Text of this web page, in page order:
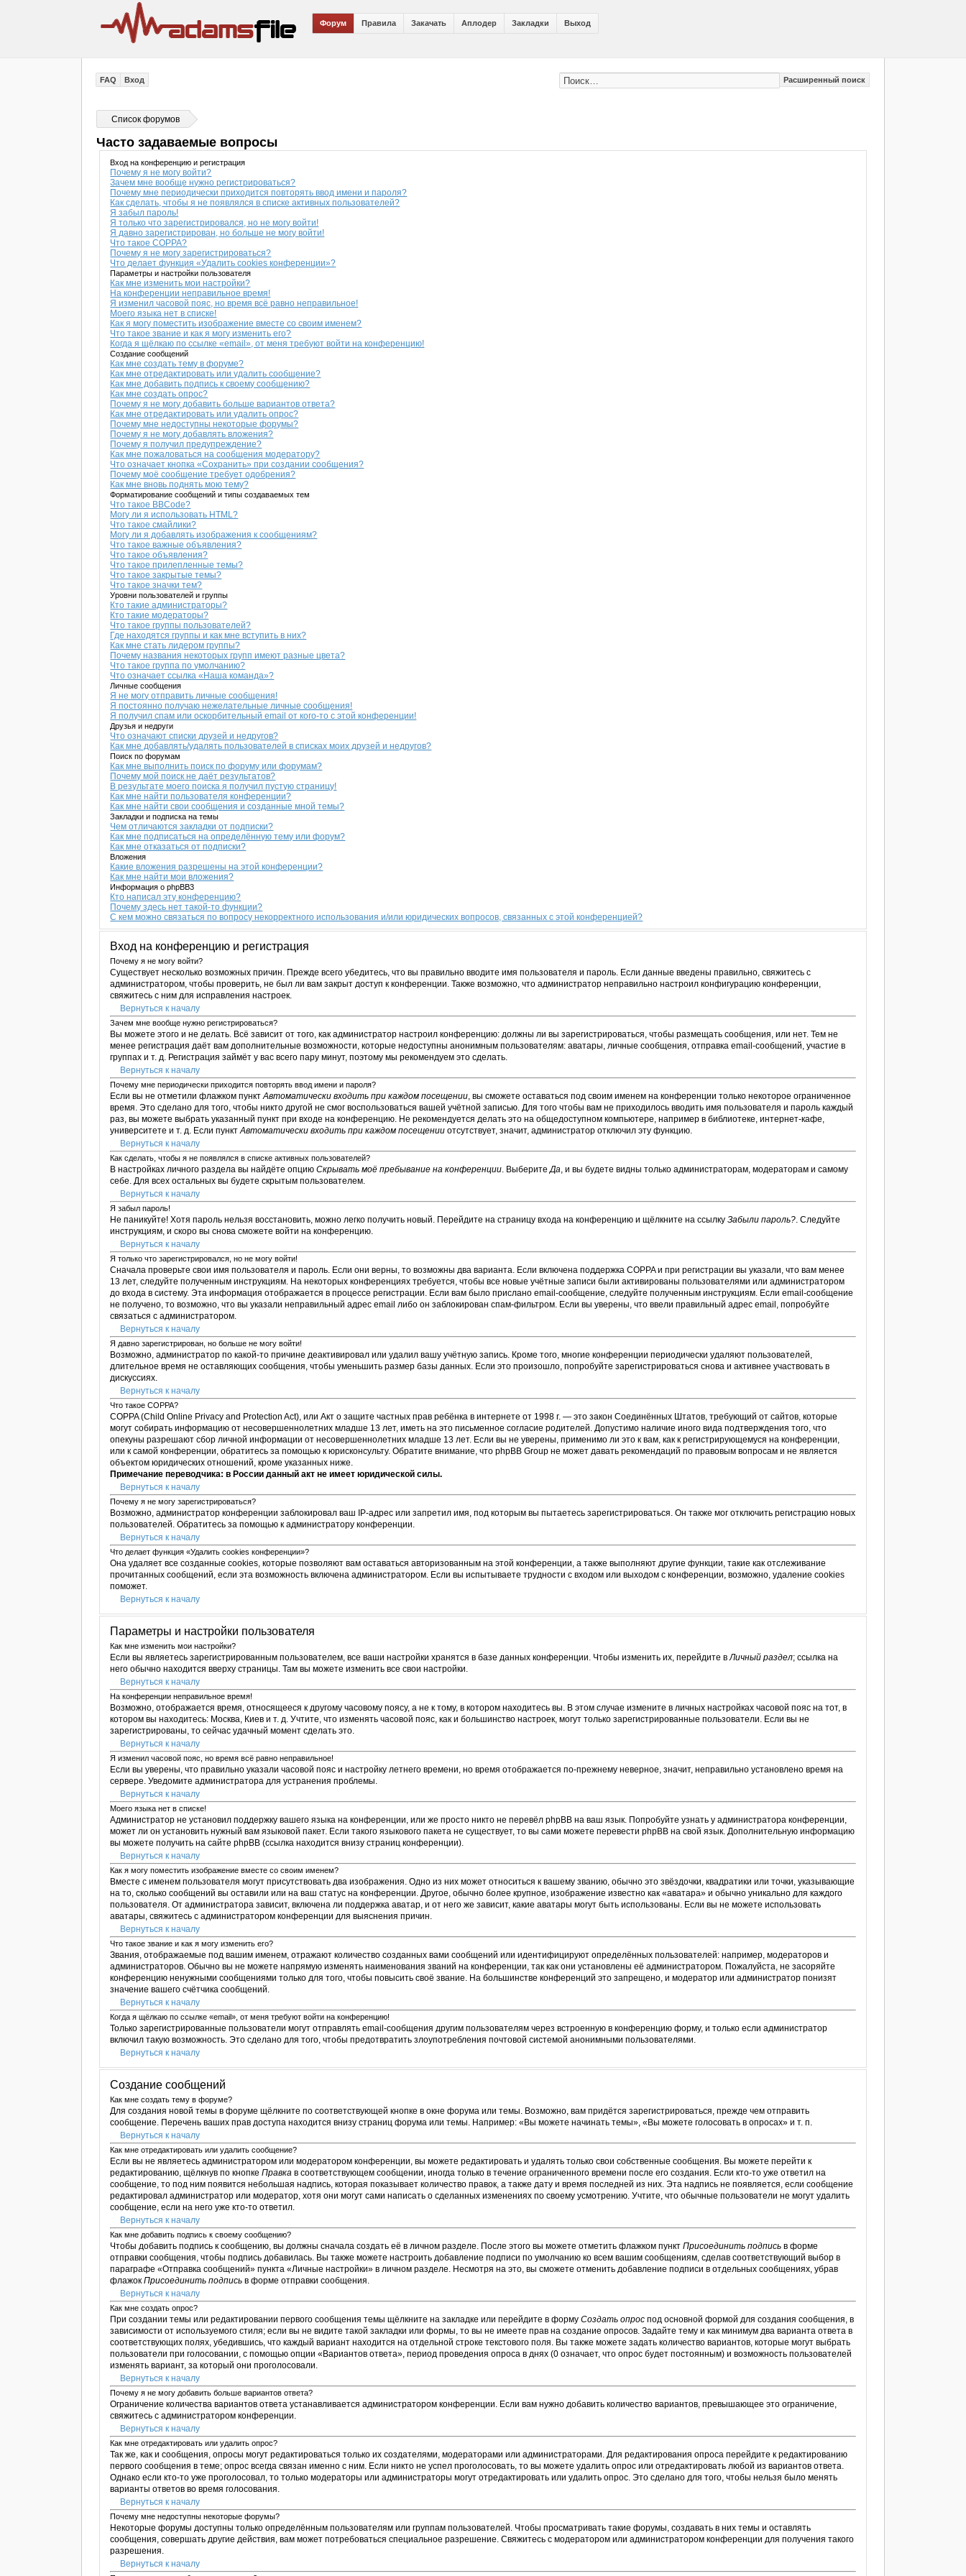
Форум Правила Закачать Аплодер Закладки Выход
FAQ Вход Расширенный поиск
Список форумов
Часто задаваемые вопросы
Вход на конференцию и регистрация
Почему я не могу войти?
Зачем мне вообще нужно регистрироваться?
Почему мне периодически приходится повторять ввод имени и пароля?
Как сделать, чтобы я не появлялся в списке активных пользователей?
Я забыл пароль!
Я только что зарегистрировался, но не могу войти!
Я давно зарегистрирован, но больше не могу войти!
Что такое COPPA?
Почему я не могу зарегистрироваться?
Что делает функция «Удалить cookies конференции»?
Параметры и настройки пользователя
Как мне изменить мои настройки?
На конференции неправильное время!
Я изменил часовой пояс, но время всё равно неправильное!
Моего языка нет в списке!
Как я могу поместить изображение вместе со своим именем?
Что такое звание и как я могу изменить его?
Когда я щёлкаю по ссылке «email», от меня требуют войти на конференцию!
Создание сообщений
Как мне создать тему в форуме?
Как мне отредактировать или удалить сообщение?
Как мне добавить подпись к своему сообщению?
Как мне создать опрос?
Почему я не могу добавить больше вариантов ответа?
Как мне отредактировать или удалить опрос?
Почему мне недоступны некоторые форумы?
Почему я не могу добавлять вложения?
Почему я получил предупреждение?
Как мне пожаловаться на сообщения модератору?
Что означает кнопка «Сохранить» при создании сообщения?
Почему моё сообщение требует одобрения?
Как мне вновь поднять мою тему?
Форматирование сообщений и типы создаваемых тем
Что такое BBCode?
Могу ли я использовать HTML?
Что такое смайлики?
Могу ли я добавлять изображения к сообщениям?
Что такое важные объявления?
Что такое объявления?
Что такое прилепленные темы?
Что такое закрытые темы?
Что такое значки тем?
Уровни пользователей и группы
Кто такие администраторы?
Кто такие модераторы?
Что такое группы пользователей?
Где находятся группы и как мне вступить в них?
Как мне стать лидером группы?
Почему названия некоторых групп имеют разные цвета?
Что такое группа по умолчанию?
Что означает ссылка «Наша команда»?
Личные сообщения
Я не могу отправить личные сообщения!
Я постоянно получаю нежелательные личные сообщения!
Я получил спам или оскорбительный email от кого-то с этой конференции!
Друзья и недруги
Что означают списки друзей и недругов?
Как мне добавлять/удалять пользователей в списках моих друзей и недругов?
Поиск по форумам
Как мне выполнить поиск по форуму или форумам?
Почему мой поиск не даёт результатов?
В результате моего поиска я получил пустую страницу!
Как мне найти пользователя конференции?
Как мне найти свои сообщения и созданные мной темы?
Закладки и подписка на темы
Чем отличаются закладки от подписки?
Как мне подписаться на определённую тему или форум?
Как мне отказаться от подписки?
Вложения
Какие вложения разрешены на этой конференции?
Как мне найти мои вложения?
Информация о phpBB3
Кто написал эту конференцию?
Почему здесь нет такой-то функции?
С кем можно связаться по вопросу некорректного использования и/или юридических вопросов, связанных с этой конференцией?
Вход на конференцию и регистрация
Почему я не могу войти?
Существует несколько возможных причин. Прежде всего убедитесь, что вы правильно вводите имя пользователя и пароль. Если данные введены правильно, свяжитесь с
администратором, чтобы проверить, не был ли вам закрыт доступ к конференции. Также возможно, что администратор неправильно настроил конфигурацию конференции,
свяжитесь с ним для исправления настроек.
Вернуться к началу
Зачем мне вообще нужно регистрироваться?
Вы можете этого и не делать. Всё зависит от того, как администратор настроил конференцию: должны ли вы зарегистрироваться, чтобы размещать сообщения, или нет. Тем не
менее регистрация даёт вам дополнительные возможности, которые недоступны анонимным пользователям: аватары, личные сообщения, отправка email-сообщений, участие в
группах и т. д. Регистрация займёт у вас всего пару минут, поэтому мы рекомендуем это сделать.
Вернуться к началу
Почему мне периодически приходится повторять ввод имени и пароля?
Если вы не отметили флажком пунктАвтоматически входить при каждом посещении, вы сможете оставаться под своим именем на конференции только некоторое ограниченное
время. Это сделано для того, чтобы никто другой не смог воспользоваться вашей учётной записью. Для того чтобы вам не приходилось вводить имя пользователя и пароль каждый
раз, вы можете выбрать указанный пункт при входе на конференцию. Не рекомендуется делать это на общедоступном компьютере, например в библиотеке, интернет-кафе,
университете и т. д. Если пунктАвтоматически входить при каждом посещении отсутствует, значит, администратор отключил эту функцию.
Вернуться к началу
Как сделать, чтобы я не появлялся в списке активных пользователей?
В настройках личного раздела вы найдёте опциюСкрывать моё пребывание на конференции. ВыберитеДа, и вы будете видны только администраторам, модераторам и самому
себе. Для всех остальных вы будете скрытым пользователем.
Вернуться к началу
Я забыл пароль!
Не паникуйте! Хотя пароль нельзя восстановить, можно легко получить новый. Перейдите на страницу входа на конференцию и щёлкните на ссылкуЗабыли пароль?. Следуйте
инструкциям, и скоро вы снова сможете войти на конференцию.
Вернуться к началу
Я только что зарегистрировался, но не могу войти!
Сначала проверьте свои имя пользователя и пароль. Если они верны, то возможны два варианта. Если включена поддержка COPPA и при регистрации вы указали, что вам менее
13 лет, следуйте полученным инструкциям. На некоторых конференциях требуется, чтобы все новые учётные записи были активированы пользователями или администратором
до входа в систему. Эта информация отображается в процессе регистрации. Если вам было прислано email-сообщение, следуйте полученным инструкциям. Если email-сообщение
не получено, то возможно, что вы указали неправильный адрес email либо он заблокирован спам-фильтром. Если вы уверены, что ввели правильный адрес email, попробуйте
связаться с администратором.
Вернуться к началу
Я давно зарегистрирован, но больше не могу войти!
Возможно, администратор по какой-то причине деактивировал или удалил вашу учётную запись. Кроме того, многие конференции периодически удаляют пользователей,
длительное время не оставляющих сообщения, чтобы уменьшить размер базы данных. Если это произошло, попробуйте зарегистрироваться снова и активнее участвовать в
дискуссиях.
Вернуться к началу
Что такое COPPA?
COPPA (Child Online Privacy and Protection Act), или Акт о защите частных прав ребёнка в интернете от 1998 г. — это закон Соединённых Штатов, требующий от сайтов, которые
могут собирать информацию от несовершеннолетних младше 13 лет, иметь на это письменное согласие родителей. Допустимо наличие иного вида подтверждения того, что
опекуны разрешают сбор личной информации от несовершеннолетних младше 13 лет. Если вы не уверены, применимо ли это к вам, как к регистрирующемуся на конференции,
или к самой конференции, обратитесь за помощью к юрисконсульту. Обратите внимание, что phpBB Group не может давать рекомендаций по правовым вопросам и не является
объектом юридических отношений, кроме указанных ниже.
Примечание переводчика: в России данный акт не имеет юридической силы.
Вернуться к началу
Почему я не могу зарегистрироваться?
Возможно, администратор конференции заблокировал ваш IP-адрес или запретил имя, под которым вы пытаетесь зарегистрироваться. Он также мог отключить регистрацию новых
пользователей. Обратитесь за помощью к администратору конференции.
Вернуться к началу
Что делает функция «Удалить cookies конференции»?
Она удаляет все созданные cookies, которые позволяют вам оставаться авторизованным на этой конференции, а также выполняют другие функции, такие как отслеживание
прочитанных сообщений, если эта возможность включена администратором. Если вы испытываете трудности с входом или выходом с конференции, возможно, удаление cookies
поможет.
Вернуться к началу
Параметры и настройки пользователя
Как мне изменить мои настройки?
Если вы являетесь зарегистрированным пользователем, все ваши настройки хранятся в базе данных конференции. Чтобы изменить их, перейдите вЛичный раздел; ссылка на
него обычно находится вверху страницы. Там вы можете изменить все свои настройки.
Вернуться к началу
На конференции неправильное время!
Возможно, отображается время, относящееся к другому часовому поясу, а не к тому, в котором находитесь вы. В этом случае измените в личных настройках часовой пояс на тот, в
котором вы находитесь: Москва, Киев и т. д. Учтите, что изменять часовой пояс, как и большинство настроек, могут только зарегистрированные пользователи. Если вы не
зарегистрированы, то сейчас удачный момент сделать это.
Вернуться к началу
Я изменил часовой пояс, но время всё равно неправильное!
Если вы уверены, что правильно указали часовой пояс и настройку летнего времени, но время отображается по-прежнему неверное, значит, неправильно установлено время на
сервере. Уведомите администратора для устранения проблемы.
Вернуться к началу
Моего языка нет в списке!
Администратор не установил поддержку вашего языка на конференции, или же просто никто не перевёл phpBB на ваш язык. Попробуйте узнать у администратора конференции,
может ли он установить нужный вам языковой пакет. Если такого языкового пакета не существует, то вы сами можете перевести phpBB на свой язык. Дополнительную информацию
вы можете получить на сайте phpBB (ссылка находится внизу страниц конференции).
Вернуться к началу
Как я могу поместить изображение вместе со своим именем?
Вместе с именем пользователя могут присутствовать два изображения. Одно из них может относиться к вашему званию, обычно это звёздочки, квадратики или точки, указывающие
на то, сколько сообщений вы оставили или на ваш статус на конференции. Другое, обычно более крупное, изображение известно как «аватара» и обычно уникально для каждого
пользователя. От администратора зависит, включена ли поддержка аватар, и от него же зависит, какие аватары могут быть использованы. Если вы не можете использовать
аватары, свяжитесь с администратором конференции для выяснения причин.
Вернуться к началу
Что такое звание и как я могу изменить его?
Звания, отображаемые под вашим именем, отражают количество созданных вами сообщений или идентифицируют определённых пользователей: например, модераторов и
администраторов. Обычно вы не можете напрямую изменять наименования званий на конференции, так как они установлены её администратором. Пожалуйста, не засоряйте
конференцию ненужными сообщениями только для того, чтобы повысить своё звание. На большинстве конференций это запрещено, и модератор или администратор понизят
значение вашего счётчика сообщений.
Вернуться к началу
Когда я щёлкаю по ссылке «email», от меня требуют войти на конференцию!
Только зарегистрированные пользователи могут отправлять email-сообщения другим пользователям через встроенную в конференцию форму, и только если администратор
включил такую возможность. Это сделано для того, чтобы предотвратить злоупотребления почтовой системой анонимными пользователями.
Вернуться к началу
Создание сообщений
Как мне создать тему в форуме?
Для создания новой темы в форуме щёлкните по соответствующей кнопке в окне форума или темы. Возможно, вам придётся зарегистрироваться, прежде чем отправить
сообщение. Перечень ваших прав доступа находится внизу страниц форума или темы. Например: «Вы можете начинать темы», «Вы можете голосовать в опросах» и т. п.
Вернуться к началу
Как мне отредактировать или удалить сообщение?
Если вы не являетесь администратором или модератором конференции, вы можете редактировать и удалять только свои собственные сообщения. Вы можете перейти к
редактированию, щёлкнув по кнопкеПравка в соответствующем сообщении, иногда только в течение ограниченного времени после его создания. Если кто-то уже ответил на
сообщение, то под ним появится небольшая надпись, которая показывает количество правок, а также дату и время последней из них. Эта надпись не появляется, если сообщение
редактировал администратор или модератор, хотя они могут сами написать о сделанных изменениях по своему усмотрению. Учтите, что обычные пользователи не могут удалить
сообщение, если на него уже кто-то ответил.
Вернуться к началу
Как мне добавить подпись к своему сообщению?
Чтобы добавить подпись к сообщению, вы должны сначала создать её в личном разделе. После этого вы можете отметить флажком пунктПрисоединить подпись в форме
отправки сообщения, чтобы подпись добавилась. Вы также можете настроить добавление подписи по умолчанию ко всем вашим сообщениям, сделав соответствующий выбор в
параграфе «Отправка сообщений» пункта «Личные настройки» в личном разделе. Несмотря на это, вы сможете отменить добавление подписи в отдельных сообщениях, убрав
флажокПрисоединить подпись в форме отправки сообщения.
Вернуться к началу
Как мне создать опрос?
При создании темы или редактировании первого сообщения темы щёлкните на закладке или перейдите в формуСоздать опрос под основной формой для создания сообщения, в
зависимости от используемого стиля; если вы не видите такой закладки или формы, то вы не имеете прав на создание опросов. Задайте тему и как минимум два варианта ответа в
соответствующих полях, убедившись, что каждый вариант находится на отдельной строке текстового поля. Вы также можете задать количество вариантов, которые могут выбрать
пользователи при голосовании, с помощью опции «Вариантов ответа», период проведения опроса в днях (0 означает, что опрос будет постоянным) и возможность пользователей
изменять вариант, за который они проголосовали.
Вернуться к началу
Почему я не могу добавить больше вариантов ответа?
Ограничение количества вариантов ответа устанавливается администратором конференции. Если вам нужно добавить количество вариантов, превышающее это ограничение,
свяжитесь с администратором конференции.
Вернуться к началу
Как мне отредактировать или удалить опрос?
Так же, как и сообщения, опросы могут редактироваться только их создателями, модераторами или администраторами. Для редактирования опроса перейдите к редактированию
первого сообщения в теме; опрос всегда связан именно с ним. Если никто не успел проголосовать, то вы можете удалить опрос или отредактировать любой из вариантов ответа.
Однако если кто-то уже проголосовал, то только модераторы или администраторы могут отредактировать или удалить опрос. Это сделано для того, чтобы нельзя было менять
варианты ответов во время голосования.
Вернуться к началу
Почему мне недоступны некоторые форумы?
Некоторые форумы доступны только определённым пользователям или группам пользователей. Чтобы просматривать такие форумы, создавать в них темы и оставлять
сообщения, совершать другие действия, вам может потребоваться специальное разрешение. Свяжитесь с модератором или администратором конференции для получения такого
разрешения.
Вернуться к началу